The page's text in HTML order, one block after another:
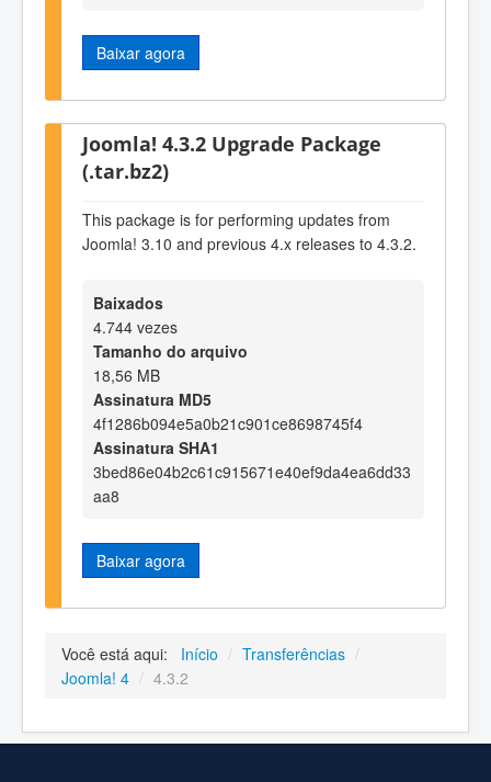
Baixar agora
Joomla! 4.3.2 Upgrade Package
(.tar.bz2)
This package is for performing updates from
Joomla! 3.10 and previous 4.x releases to 4.3.2.
Baixados
4.744 vezes
Tamanho do arquivo
18,56 MB
Assinatura MD5
4f1286b094e5a0b21c901ce8698745f4
Assinatura SHA1
3bed86e04b2c61c915671e40ef9da4ea6dd33
aa8
Baixar agora
Você está aqui: Início / Transferências /
Joomla! 4 / 4.3.2